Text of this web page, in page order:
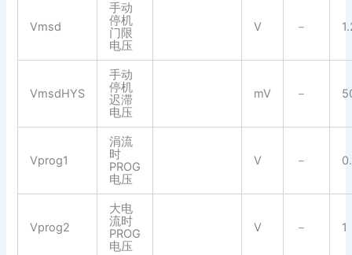
Vmsd
手动
停机
门限
电压
V －
VmsdHYS
手动
停机
迟滞
电压
mV －
Vprog1
涓流
时
PROG
电压
V －
Vprog2
大电
流时
PROG
电压
V － 1